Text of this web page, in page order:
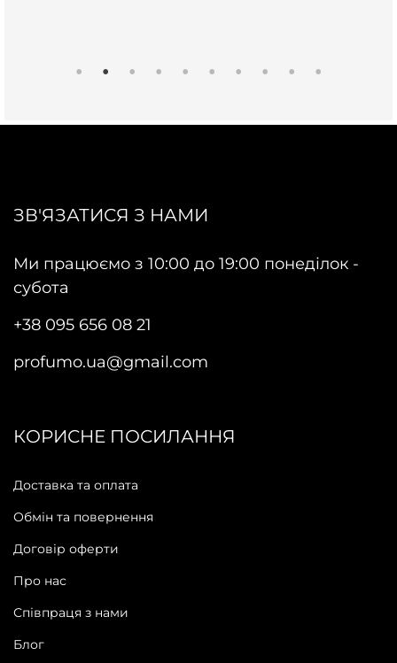
ЗВ'ЯЗАТИСЯ З НАМИ
Ми працюємо з 10:00 до 19:00 понеділок -
субота
+38 095 656 08 21
profumo.ua@gmail.com
КОРИСНЕ ПОСИЛАННЯ
Доставка та оплата
Обмін та повернення
Договір оферти
Про нас
Співпраця з нами
Блог